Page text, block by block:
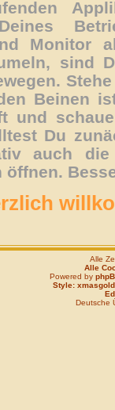
Monitor
sind
Beinen
und
Du
auch
öffnen.
Alle
Alle
Powered by
Style: xmasgold
Deutsche